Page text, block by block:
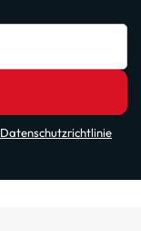
Datenschutzrichtlinie